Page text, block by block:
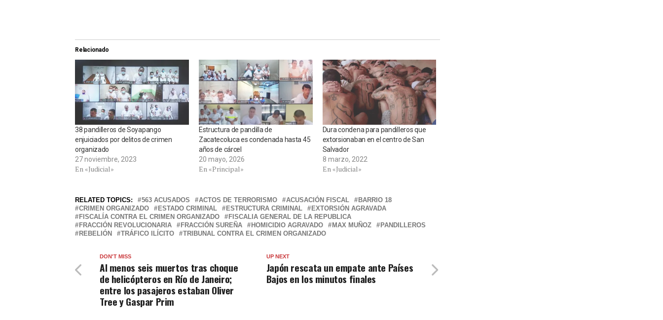
Relacionado
38 pandilleros de Soyapango
enjuiciados por delitos de crimen
organizado
27 noviembre, 2023
En «Judicial»
Estructura de pandilla de
Zacatecoluca es condenada hasta 45
años de cárcel
20 mayo, 2026
En «Principal»
Dura condena para pandilleros que
extorsionaban en el centro de San
Salvador
8 marzo, 2022
En «Judicial»
RELATED TOPICS: 563 ACUSADOS ACTOS DE TERRORISMO ACUSACIÓN FISCAL
BARRIO 18
CRIMEN ORGANIZADO
ESTADO CRIMINAL ESTRUCTURA CRIMINAL
EXTORSIÓN AGRAVADA
FISCALÍA CONTRA EL CRIMEN ORGANIZADO
FISCALIA GENERAL DE LA REPUBLICA
FRACCIÓN REVOLUCIONARIA
FRACCIÓN SUREÑA HOMICIDIO AGRAVADO MAX MUÑOZ
PANDILLEROS
REBELIÓN
TRÁFICO ILÍCITO TRIBUNAL CONTRA EL CRIMEN ORGANIZADO
UP NEXT
Japón rescata un empate ante Países
Bajos en los minutos finales
DON'T MISS
Al menos seis muertos tras choque
de helicópteros en Río de Janeiro;
entre los pasajeros estaban Oliver
Tree y Gaspar Prim